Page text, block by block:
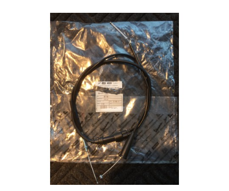
VERKSTED
OM OSS/ÅPNINGSTIDER
KONTAKT OSS